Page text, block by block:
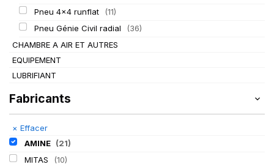
Pneu 4x4 runflat
(11)
Pneu Génie Civil radial
(36)
CHAMBRE A AIR ET AUTRES
EQUIPEMENT
LUBRIFIANT
Fabricants
× Effacer
AMINE (21)
MITAS
(10)